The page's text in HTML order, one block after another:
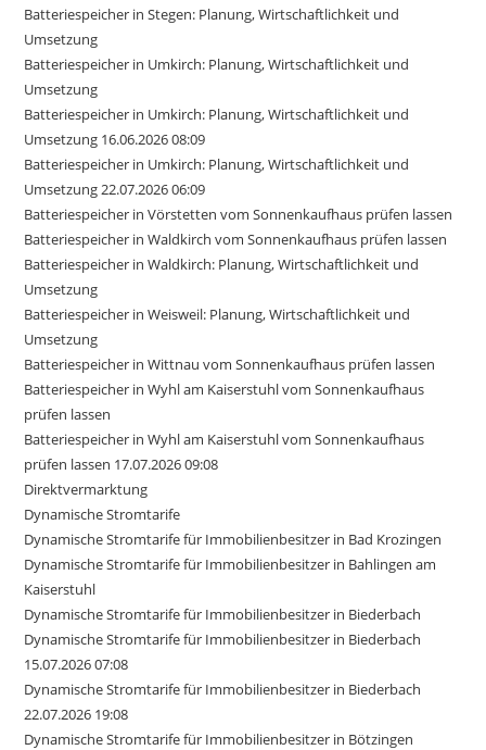
Batteriespeicher in Stegen: Planung, Wirtschaftlichkeit und
Umsetzung
Batteriespeicher in Umkirch: Planung, Wirtschaftlichkeit und
Umsetzung
Batteriespeicher in Umkirch: Planung, Wirtschaftlichkeit und
Umsetzung 16.06.2026 08:09
Batteriespeicher in Umkirch: Planung, Wirtschaftlichkeit und
Umsetzung 22.07.2026 06:09
Batteriespeicher in Vörstetten vom Sonnenkaufhaus prüfen lassen
Batteriespeicher in Waldkirch vom Sonnenkaufhaus prüfen lassen
Batteriespeicher in Waldkirch: Planung, Wirtschaftlichkeit und
Umsetzung
Batteriespeicher in Weisweil: Planung, Wirtschaftlichkeit und
Umsetzung
Batteriespeicher in Wittnau vom Sonnenkaufhaus prüfen lassen
Batteriespeicher in Wyhl am Kaiserstuhl vom Sonnenkaufhaus
prüfen lassen
Batteriespeicher in Wyhl am Kaiserstuhl vom Sonnenkaufhaus
prüfen lassen 17.07.2026 09:08
Direktvermarktung
Dynamische Stromtarife
Dynamische Stromtarife für Immobilienbesitzer in Bad Krozingen
Dynamische Stromtarife für Immobilienbesitzer in Bahlingen am
Kaiserstuhl
Dynamische Stromtarife für Immobilienbesitzer in Biederbach
Dynamische Stromtarife für Immobilienbesitzer in Biederbach
15.07.2026 07:08
Dynamische Stromtarife für Immobilienbesitzer in Biederbach
22.07.2026 19:08
Dynamische Stromtarife für Immobilienbesitzer in Bötzingen